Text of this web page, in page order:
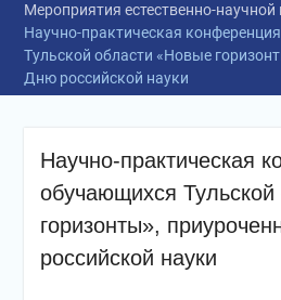
Мероприятия естественно-научной
Научно-практическая
Тульской области «Новые
Дню российской науки
Научно-практическая
обучающихся
горизонты»,
российской науки